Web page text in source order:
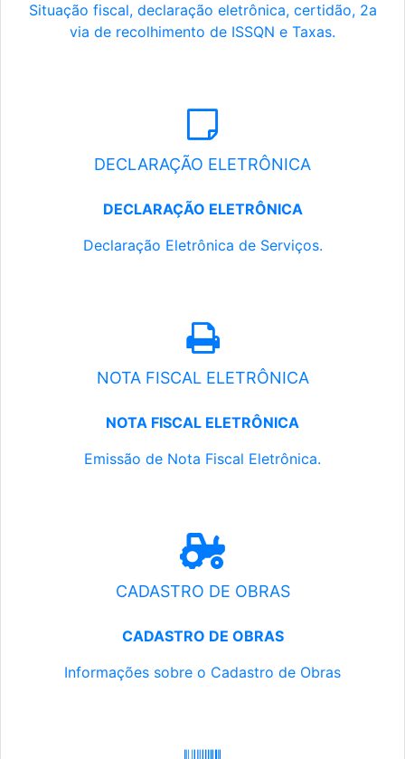
Situação fiscal, declaração eletrônica, certidão, 2a
via de recolhimento de ISSQN e Taxas.
DECLARAÇÃO ELETRÔNICA
DECLARAÇÃO ELETRÔNICA
Declaração Eletrônica de Serviços.
NOTA FISCAL ELETRÔNICA
NOTA FISCAL ELETRÔNICA
Emissão de Nota Fiscal Eletrônica.
CADASTRO DE OBRAS
CADASTRO DE OBRAS
Informações sobre o Cadastro de Obras